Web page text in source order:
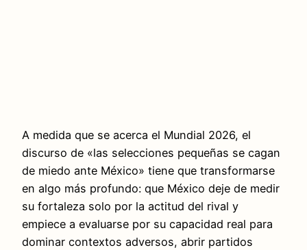
A medida que se acerca el Mundial 2026, el
discurso de «las selecciones pequeñas se cagan
de miedo ante México» tiene que transformarse
en algo más profundo: que México deje de medir
su fortaleza solo por la actitud del rival y
empiece a evaluarse por su capacidad real para
dominar contextos adversos, abrir partidos